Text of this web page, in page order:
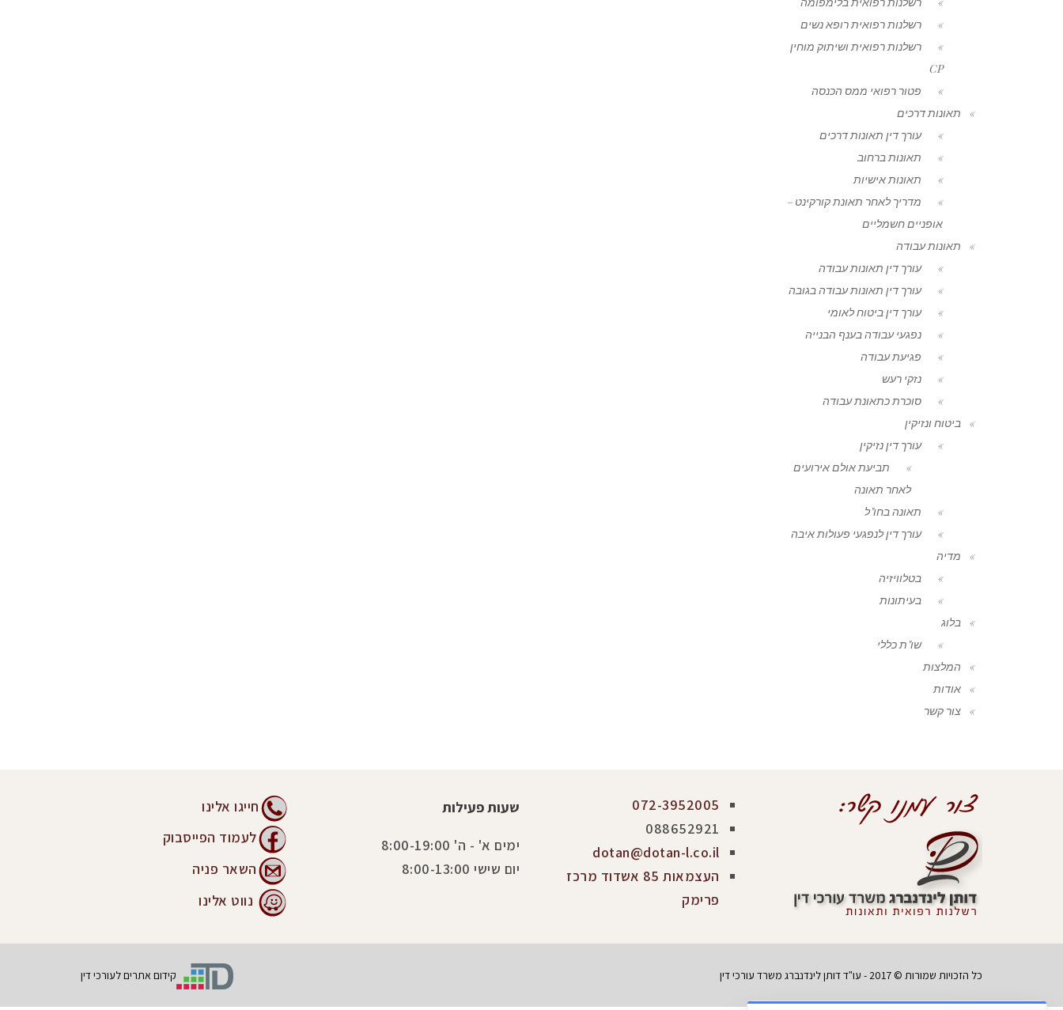
רשלנות רפואית רופא נשים
רשלנות רפואית ושיתוק מוחין
CP
פטור רפואי ממס הכנסה
תאונות דרכים
עורך דין תאונות דרכים
תאונות ברחוב
תאונות אישיות
מדריך לאחר תאונת קורקינט –
אופניים חשמליים
תאונות עבודה
עורך דין תאונות עבודה
עורך דין תאונות עבודה בגובה
עורך דין ביטוח לאומי
נפגעי עבודה בענף הבנייה
פגיעת עבודה
נזקי רעש
סוכרת כתאונת עבודה
ביטוח ונזיקין
עורך דין נזיקין
תביעת אולם אירועים
לאחר תאונה
תאונה בחו"ל
עורך דין לנפגעי פעולות איבה
מדיה
בטלוויזיה
בעיתונות
בלוג
שו"ת כללי
המלצות
אודות
צור קשר
072-3952005
088652921
dotan@dotan-l.co.il
העצמאות 85 אשדוד מרכז
פרימק
שעות פעילות
ימים א' - ה' 8:00-19:00
יום שישי 8:00-13:00
חייגו אלינו
לעמוד הפייסבוק
השאר פניה
נווט אלינו
קידום אתרים לעורכי דין כל הזכויות שמורות © 2017 - עו"ד דותן לינדנברג משרד עורכי דין